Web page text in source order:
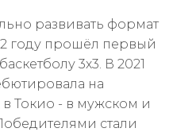
развивать формат
году прошёл первый
3х3. В 2021
на
Токио - в мужском и
стали